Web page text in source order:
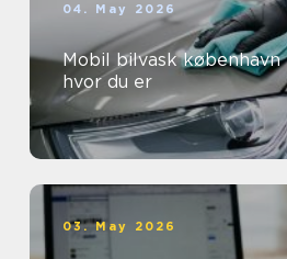
04. May 2026
Mobil bilvask københavn nem bilpleje,
hvor du er
03. May 2026